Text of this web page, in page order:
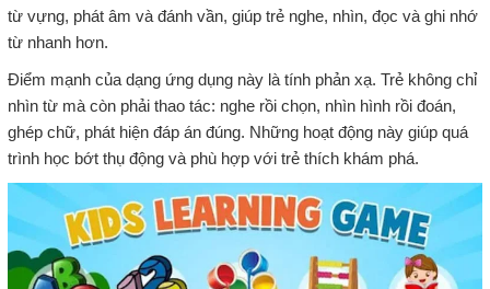
từ vựng, phát âm và đánh vần, giúp trẻ nghe, nhìn, đọc và ghi nhớ
từ nhanh hơn.
Điểm mạnh của dạng ứng dụng này là tính phản xạ. Trẻ không chỉ
nhìn từ mà còn phải thao tác: nghe rồi chọn, nhìn hình rồi đoán,
ghép chữ, phát hiện đáp án đúng. Những hoạt động này giúp quá
trình học bớt thụ động và phù hợp với trẻ thích khám phá.